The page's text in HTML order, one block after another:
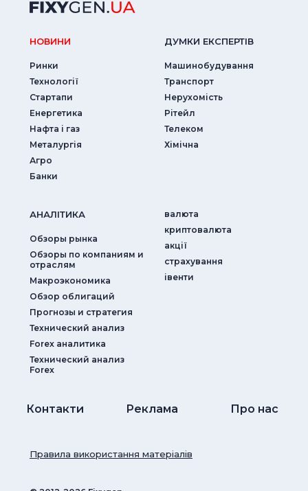
НОВИНИ
Ринки
Технології
Стартапи
Енергетика
Нафта і газ
Металургія
Агро
Банки
ДУМКИ ЕКСПЕРТIВ
Машинобудування
Транспорт
Нерухомість
Рітейл
Телеком
Хімічна
АНАЛIТИКА
Обзоры рынка
Обзоры по компаниям и
отраслям
Макроэкономика
Обзор облигаций
Прогнозы и стратегия
Технический анализ
Forex аналитика
Технический анализ
Forex
валюта
криптовалюта
акції
страхування
iвенти
Контакти Реклама Про нас
Правила використання матеріалів